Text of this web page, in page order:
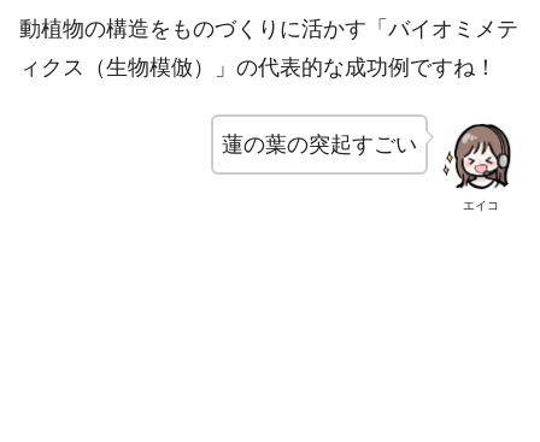
動植物の構造をものづくりに活かす「バイオミメテ
ィクス（生物模倣）」の代表的な成功例ですね！
エイコ
蓮の葉の突起すごい